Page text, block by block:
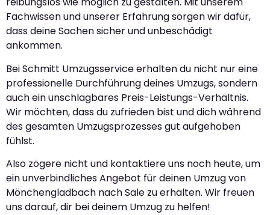
Fachwissen und unserer Erfahrung sorgen wir dafür,
dass deine Sachen sicher und unbeschädigt
ankommen.
Bei Schmitt Umzugsservice erhalten du nicht nur eine
professionelle Durchführung deines Umzugs, sondern
auch ein unschlagbares Preis-Leistungs-Verhältnis.
Wir möchten, dass du zufrieden bist und dich während
des gesamten Umzugsprozesses gut aufgehoben
fühlst.
Also zögere nicht und kontaktiere uns noch heute, um
ein unverbindliches Angebot für deinen Umzug von
Mönchengladbach nach Sale zu erhalten. Wir freuen
uns darauf, dir bei deinem Umzug zu helfen!